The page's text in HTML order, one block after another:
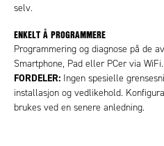
selv.
ENKELT Å PROGRAMMERE
Programmering og diagnose på de
Smartphone, Pad eller PCer via WiFi.
FORDELER: Ingen spesielle
installasjon og vedlikehold.
brukes ved en senere anledning.